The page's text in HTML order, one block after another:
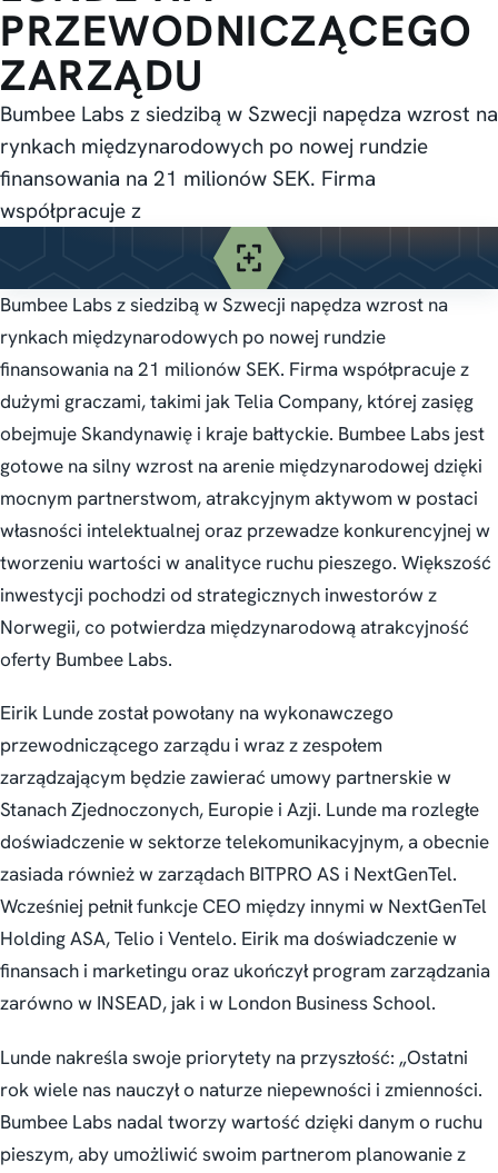
PRZEWODNICZĄCEGO
ZARZĄDU
Bumbee Labs z siedzibą w Szwecji napędza wzrost na
rynkach międzynarodowych po nowej rundzie
finansowania na 21 milionów SEK. Firma
współpracuje z
Bumbee Labs z siedzibą w Szwecji napędza wzrost na
rynkach międzynarodowych po nowej rundzie
finansowania na 21 milionów SEK. Firma współpracuje z
dużymi graczami, takimi jak Telia Company, której zasięg
obejmuje Skandynawię i kraje bałtyckie. Bumbee Labs jest
gotowe na silny wzrost na arenie międzynarodowej dzięki
mocnym partnerstwom, atrakcyjnym aktywom w postaci
własności intelektualnej oraz przewadze konkurencyjnej w
tworzeniu wartości w analityce ruchu pieszego. Większość
inwestycji pochodzi od strategicznych inwestorów z
Norwegii, co potwierdza międzynarodową atrakcyjność
oferty Bumbee Labs.
Eirik Lunde został powołany na wykonawczego
przewodniczącego zarządu i wraz z zespołem
zarządzającym będzie zawierać umowy partnerskie w
Stanach Zjednoczonych, Europie i Azji. Lunde ma rozległe
doświadczenie w sektorze telekomunikacyjnym, a obecnie
zasiada również w zarządach BITPRO AS i NextGenTel.
Wcześniej pełnił funkcje CEO między innymi w NextGenTel
Holding ASA, Telio i Ventelo. Eirik ma doświadczenie w
finansach i marketingu oraz ukończył program zarządzania
zarówno w INSEAD, jak i w London Business School.
Lunde nakreśla swoje priorytety na przyszłość: „Ostatni
rok wiele nas nauczył o naturze niepewności i zmienności.
Bumbee Labs nadal tworzy wartość dzięki danym o ruchu
pieszym, aby umożliwić swoim partnerom planowanie z